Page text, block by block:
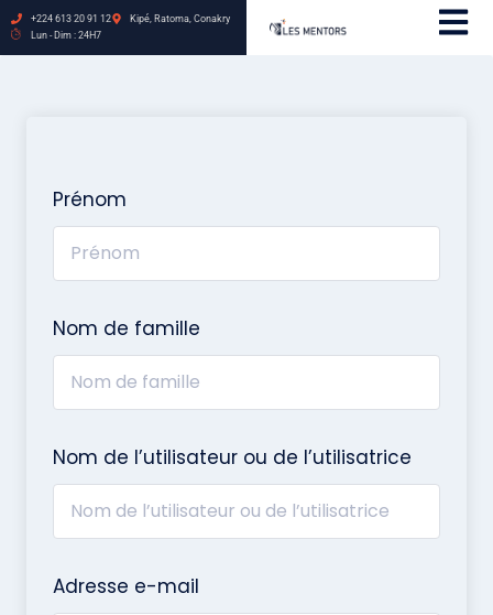
+224 613 20 91 12
Kipé, Ratoma, Conakry
Lun - Dim : 24H7
Prénom
Nom de famille
Nom de l’utilisateur ou de l’utilisatrice
Adresse e-mail